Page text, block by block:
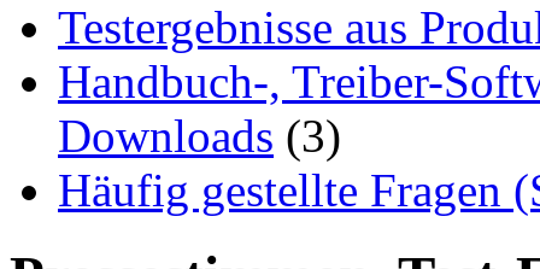
Testergebnisse aus
Handbuch-, Treiber-
Downloads (3)
Häufig gestellte Fragen